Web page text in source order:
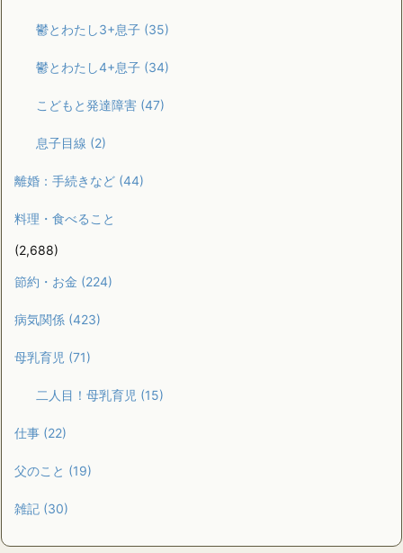
鬱とわたし3+息子 (35)
鬱とわたし4+息子 (34)
こどもと発達障害 (47)
息子目線 (2)
離婚：手続きなど (44)
料理・食べること
(2,688)
節約・お金 (224)
病気関係 (423)
母乳育児 (71)
二人目！母乳育児 (15)
仕事 (22)
父のこと (19)
雑記 (30)